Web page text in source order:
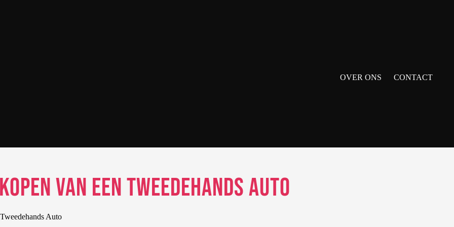
OVER ONS CONTACT
van een Tweedehands Auto
Auto